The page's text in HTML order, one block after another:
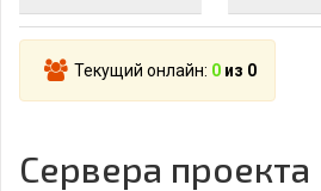
Текущий онлайн: 0 из 0
Сервера проекта